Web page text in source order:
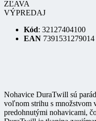
Kód: 32127404100
predohnutými nohavicami,
DuraTwill je tkanina
nachádza vo vnútri